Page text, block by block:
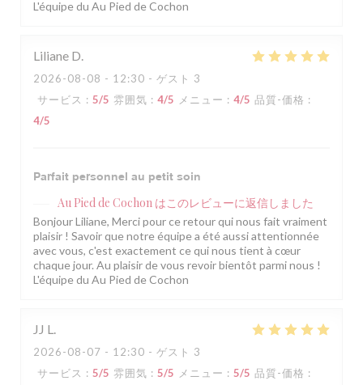
L'équipe du Au Pied de Cochon
Liliane D
2026-08-08 - 12:30 - ゲスト 3
サービス : 5/5 雰囲気 : 4/5 メニュー : 4/5 品質-価格 :
4/5
Parfait personnel au petit soin
Au Pied de Cochon はこのレビューに返信しました
Bonjour Liliane, Merci pour ce retour qui nous fait vraiment
plaisir ! Savoir que notre équipe a été aussi attentionnée
avec vous, c'est exactement ce qui nous tient à cœur
chaque jour. Au plaisir de vous revoir bientôt parmi nous !
L'équipe du Au Pied de Cochon
JJ L
2026-08-07 - 12:30 - ゲスト 3
サービス : 5/5 雰囲気 : 5/5 メニュー : 5/5 品質-価格 :